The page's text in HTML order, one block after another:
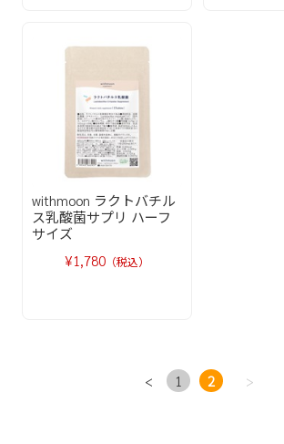
withmoon ラクトバチル
ス乳酸菌サプリ ハーフ
サイズ
¥1,780 （税込）
< 1 2 >